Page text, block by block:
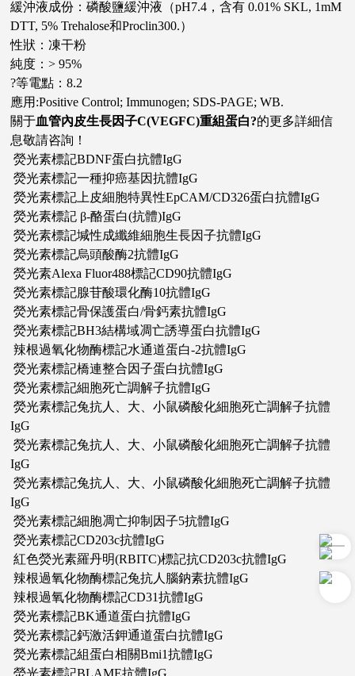
緩沖液成份：磷酸鹽緩沖液（pH7.4，含有 0.01% SKL, 1mM
DTT, 5% Trehalose和Proclin300.）
性狀：凍干粉
純度：> 95%
?等電點：8.2
應用:Positive Control; Immunogen; SDS-PAGE; WB.
關于血管內皮生長因子C(VEGFC)重組蛋白?的更多詳細信
息敬請咨詢！
熒光素標記BDNF蛋白抗體IgG
熒光素標記一種抑癌基因抗體IgG
熒光素標記上皮細胞特異性EpCAM/CD326蛋白抗體IgG
熒光素標記 β-酪蛋白(抗體)IgG
熒光素標記堿性成纖維細胞生長因子抗體IgG
熒光素標記烏頭酸酶2抗體IgG
熒光素Alexa Fluor488標記CD90抗體IgG
熒光素標記腺苷酸環化酶10抗體IgG
熒光素標記骨保護蛋白/骨鈣素抗體IgG
熒光素標記BH3結構域凋亡誘導蛋白抗體IgG
辣根過氧化物酶標記水通道蛋白-2抗體IgG
熒光素標記橋連整合因子蛋白抗體IgG
熒光素標記細胞死亡調解子抗體IgG
熒光素標記兔抗人、大、小鼠磷酸化細胞死亡調解子抗體
IgG
熒光素標記兔抗人、大、小鼠磷酸化細胞死亡調解子抗體
IgG
熒光素標記兔抗人、大、小鼠磷酸化細胞死亡調解子抗體
IgG
熒光素標記細胞凋亡抑制因子5抗體IgG
熒光素標記CD203c抗體IgG
紅色熒光素羅丹明(RBITC)標記抗CD203c抗體IgG
辣根過氧化物酶標記兔抗人腦鈉素抗體IgG
辣根過氧化物酶標記CD31抗體IgG
熒光素標記BK通道蛋白抗體IgG
熒光素標記鈣激活鉀通道蛋白抗體IgG
熒光素標記組蛋白相關Bmi1抗體IgG
熒光素標記BLAME抗體IgG